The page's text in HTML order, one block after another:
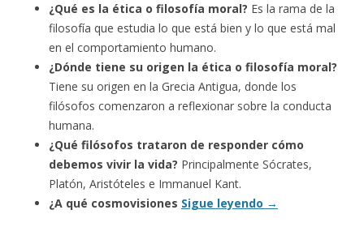
¿Qué es la ética o filosofía moral? Es la rama de la
filosofía que estudia lo que está bien y lo que está mal
en el comportamiento humano.
¿Dónde tiene su origen la ética o filosofía moral?
Tiene su origen en la Grecia Antigua, donde los
filósofos comenzaron a reflexionar sobre la conducta
humana.
¿Qué filósofos trataron de responder cómo
debemos vivir la vida? Principalmente Sócrates,
Platón, Aristóteles e Immanuel Kant.
¿A qué cosmovisiones Sigue leyendo →